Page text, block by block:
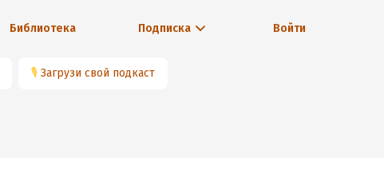
Библиотека Подписка Войти
🎙 Загрузи свой подкаст